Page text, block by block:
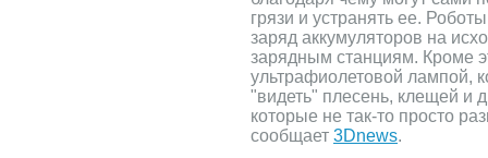
грязи и устранять ее.
заряд аккумуляторов на
зарядным станциям. Кроме
ультрафиолетовой лампой,
"видеть" плесень, клещей и
которые не так-то просто
сообщает 3Dnews.